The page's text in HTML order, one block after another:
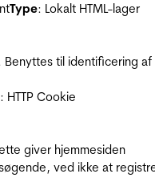
Type: Lokalt HTML-lager
til identificering af
: HTTP Cookie
giver hjemmesiden
ved ikke at